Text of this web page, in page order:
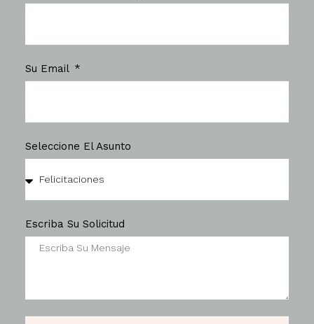
Su Email
Seleccione El Asunto
Escriba Su Solicitud